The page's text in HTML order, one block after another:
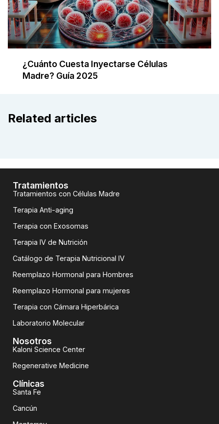
¿Cuánto Cuesta Inyectarse Células
Madre? Guía 2025
Related articles
Tratamientos
Tratamientos con Células Madre
Terapia Anti-aging
Terapia con Exosomas
Terapia IV de Nutrición
Catálogo de Terapia Nutricional IV
Reemplazo Hormonal para Hombres
Reemplazo Hormonal para mujeres
Terapia con Cámara Hiperbárica
Laboratorio Molecular
Nosotros
Kaloni Science Center
Regenerative Medicine
Clínicas
Santa Fe
Cancún